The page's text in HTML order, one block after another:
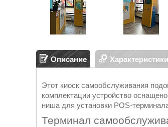
Описание Характеристики
Этот киоск самообслуживания
комплектации устройство
ниша для установки POS-
Терминал